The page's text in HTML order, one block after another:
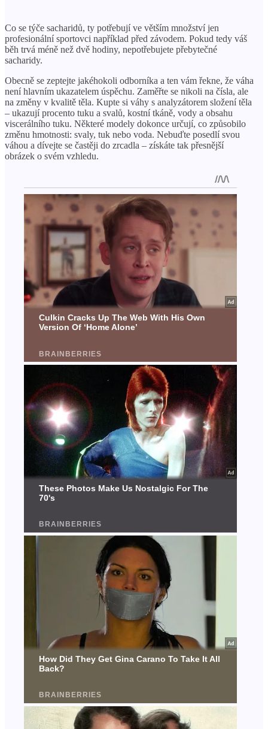
Co se týče sacharidů, ty potřebují ve větším množství jen
profesionální sportovci například před závodem. Pokud tedy váš
běh trvá méně než dvě hodiny, nepotřebujete přebytečné
sacharidy.
Obecně se zeptejte jakéhokoli odborníka a ten vám řekne, že váha
není hlavním ukazatelem úspěchu. Zaměřte se nikoli na čísla, ale
na změny v kvalitě těla. Kupte si váhy s analyzátorem složení těla
– ukazují procento tuku a svalů, kostní tkáně, vody a obsahu
viscerálního tuku. Některé modely dokonce určují, co způsobilo
změnu hmotnosti: svaly, tuk nebo voda. Nebuďte posedlí svou
váhou a dívejte se častěji do zrcadla – získáte tak přesnější
obrázek o svém vzhledu.